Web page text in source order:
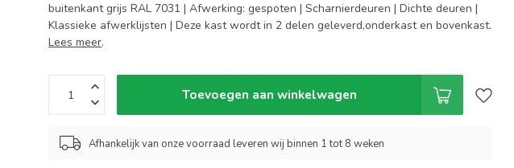
buitenkant grijs RAL 7031 | Afwerking: gespoten | Scharnierdeuren | Dichte deuren |
Klassieke afwerklijsten | Deze kast wordt in 2 delen geleverd,onderkast en bovenkast.
Lees meer.
Toevoegen aan winkelwagen
Afhankelijk van onze voorraad leveren wij binnen 1 tot 8 weken